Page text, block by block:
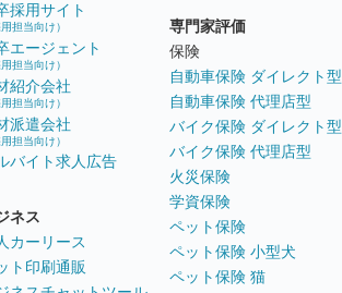
採用サイト
用担当向け）
エージェント
用担当向け）
紹介会社
用担当向け）
派遣会社
用担当向け）
バイト求人広告
ネス
カーリース
ト印刷通販
専門家評価
保険
自動車保険 ダイレクト型
自動車保険 代理店型
バイク保険 ダイレクト型
バイク保険 代理店型
火災保険
学資保険
ペット保険
ペット保険 小型犬
ペット保険 猫